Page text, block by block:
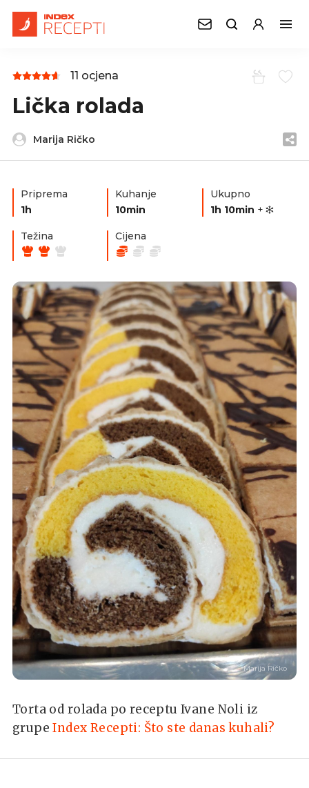
11 ocjena
Lička rolada
Marija Ričko
Priprema
1h
Kuhanje
10min
Ukupno
1h 10min +
Težina Cijena
Marija Ričko
Torta od rolada po receptu Ivane Noli iz
grupe Index Recepti: Što ste danas kuhali?